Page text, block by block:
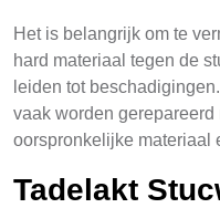
Het is belangrijk om te
hard materiaal tegen de
leiden tot
vaak worden
oorspronkelijke materiaal
Tadelakt